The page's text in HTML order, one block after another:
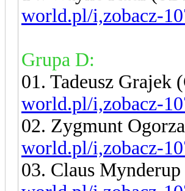
world.pl/i,zobacz-
Grupa D:
01. Tadeusz
world.pl/i,zobacz-
02. Zygmunt
world.pl/i,zobacz-
03. Claus